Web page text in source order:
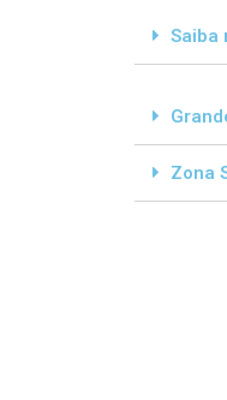
Saiba
Zona